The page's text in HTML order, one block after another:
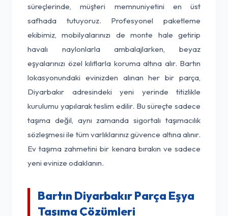
süreçlerinde, müşteri memnuniyetini en üst
safhada tutuyoruz. Profesyonel paketleme
ekibimiz, mobilyalarınızı de monte hale getirip
havalı naylonlarla ambalajlarken, beyaz
eşyalarınızı özel kılıflarla koruma altına alır. Bartın
lokasyonundaki evinizden alınan her bir parça,
Diyarbakır adresindeki yeni yerinde titizlikle
kurulumu yapılarak teslim edilir. Bu süreçte sadece
taşıma değil, aynı zamanda sigortalı taşımacılık
sözleşmesi ile tüm varlıklarınız güvence altına alınır.
Ev taşıma zahmetini bir kenara bırakın ve sadece
yeni evinize odaklanın.
Bartın Diyarbakır Parça Eşya
Taşıma Çözümleri